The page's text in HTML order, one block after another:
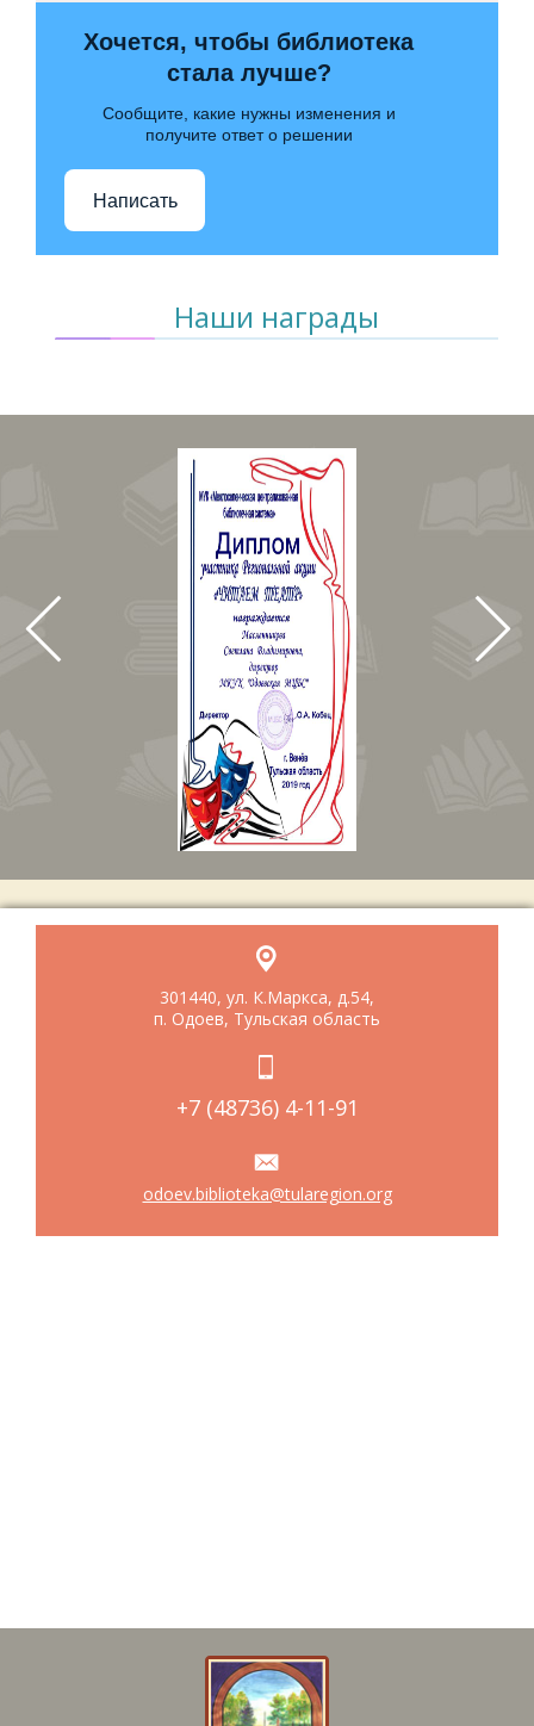
Хочется, чтобы библиотека
стала лучше?
Сообщите, какие нужны изменения и
получите ответ о решении
Написать
Наши награды
301440, ул. К.Маркса, д.54,
п. Одоев, Тульская область
+7 (48736) 4-11-91
odoev.biblioteka@tularegion.org